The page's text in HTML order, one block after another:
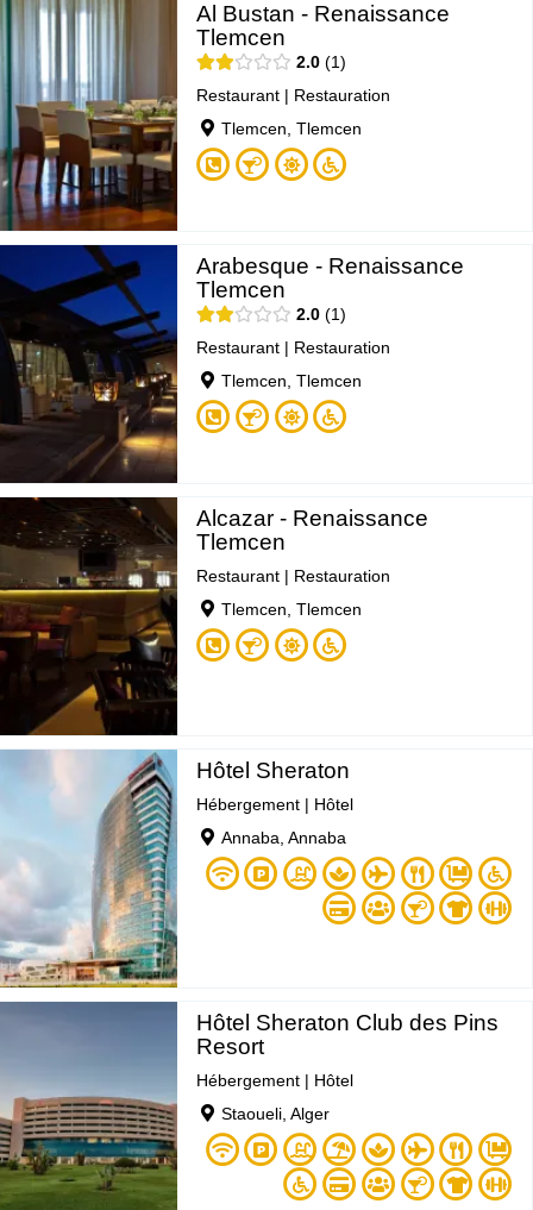
Al Bustan - Renaissance
Tlemcen
2.0
1
Restaurant | Restauration
Tlemcen, Tlemcen
Arabesque - Renaissance
Tlemcen
2.0
1
Restaurant | Restauration
Tlemcen, Tlemcen
Alcazar - Renaissance
Tlemcen
Restaurant | Restauration
Tlemcen, Tlemcen
Hôtel Sheraton
Hébergement | Hôtel
Annaba, Annaba
Hôtel Sheraton Club des Pins
Resort
Hébergement | Hôtel
Staoueli, Alger